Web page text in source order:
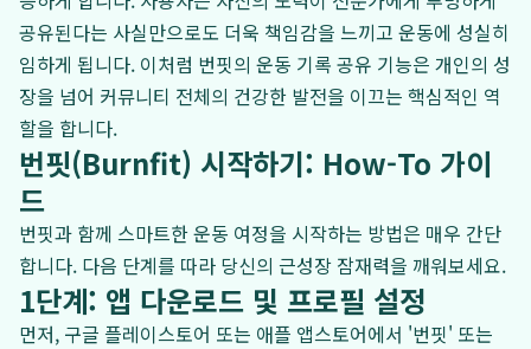
공유된다는 사실만으로도 더욱 책임감을 느끼고 운동에 성실히
임하게 됩니다. 이처럼 번핏의 운동 기록 공유 기능은 개인의 성
장을 넘어 커뮤니티 전체의 건강한 발전을 이끄는 핵심적인 역
할을 합니다.
번핏(Burnfit) 시작하기: How-To 가이
드
번핏과 함께 스마트한 운동 여정을 시작하는 방법은 매우 간단
합니다. 다음 단계를 따라 당신의 근성장 잠재력을 깨워보세요.
1단계: 앱 다운로드 및 프로필 설정
먼저, 구글 플레이스토어 또는 애플 앱스토어에서 '번핏' 또는